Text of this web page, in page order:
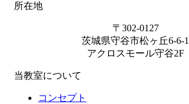
所在地
〒302-0127
茨城県守谷市松ヶ丘6-6-1
アクロスモール守谷2F
当教室について
コンセプト